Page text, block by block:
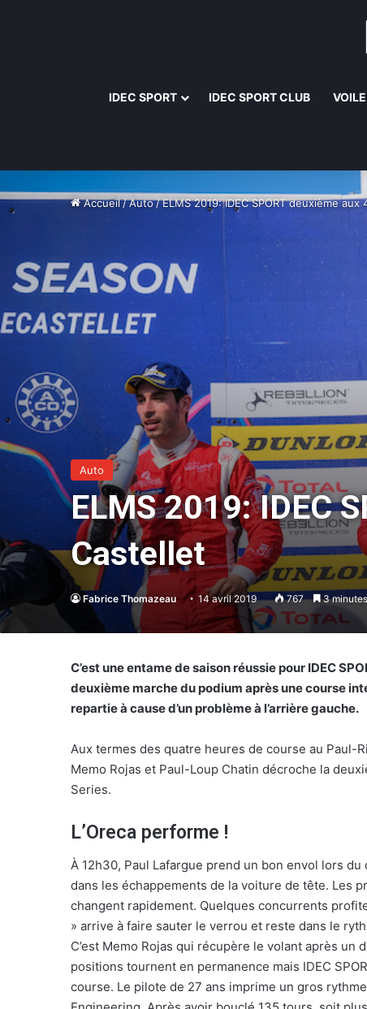
IDEC SPORT IDEC SPORT CLUB VOILE
Accueil/Auto/ELMS 2019: IDEC SPORT deuxième
Auto
ELMS 2019: IDEC
Castellet
Fabrice Thomazeau 14 avril 2019 767 3
C’est une entame de saison réussie pour IDEC
deuxième marche du podium après une course
repartie à cause d’un problème à l’arrière gauche.
Aux termes des quatre heures de course au Paul-
Memo Rojas et Paul-Loup Chatin décroche la
Series.
L’Oreca performe !
À 12h30, Paul Lafargue prend un bon envol lors
dans les échappements de la voiture de tête. Les
changent rapidement. Quelques concurrents
» arrive à faire sauter le verrou et reste dans le
C’est Memo Rojas qui récupère le volant après
positions tournent en permanence mais IDEC
course. Le pilote de 27 ans imprime un gros